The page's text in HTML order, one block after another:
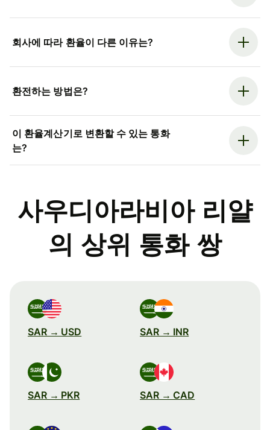
회사에 따라 환율이 다른 이유는?
환전하는 방법은?
이 환율계산기로 변환할 수 있는 통화
는?
사우디아라비아 리얄
의 상위 통화 쌍
SAR → USD SAR → INR
SAR → PKR SAR → CAD